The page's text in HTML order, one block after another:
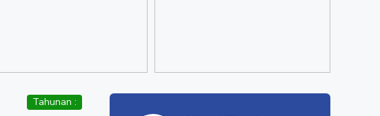
Tahunan :